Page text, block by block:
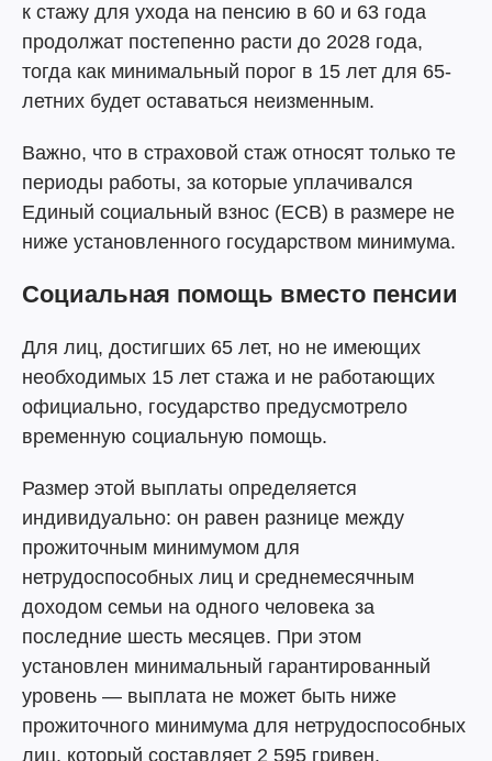
к стажу для ухода на пенсию в 60 и 63 года
продолжат постепенно расти до 2028 года,
тогда как минимальный порог в 15 лет для 65-
летних будет оставаться неизменным.
Важно, что в страховой стаж относят только те
периоды работы, за которые уплачивался
Единый социальный взнос (ЕСВ) в размере не
ниже установленного государством минимума.
Социальная помощь вместо пенсии
Для лиц, достигших 65 лет, но не имеющих
необходимых 15 лет стажа и не работающих
официально, государство предусмотрело
временную социальную помощь.
Размер этой выплаты определяется
индивидуально: он равен разнице между
прожиточным минимумом для
нетрудоспособных лиц и среднемесячным
доходом семьи на одного человека за
последние шесть месяцев. При этом
установлен минимальный гарантированный
уровень — выплата не может быть ниже
прожиточного минимума для нетрудоспособных
лиц, который составляет 2 595 гривен.